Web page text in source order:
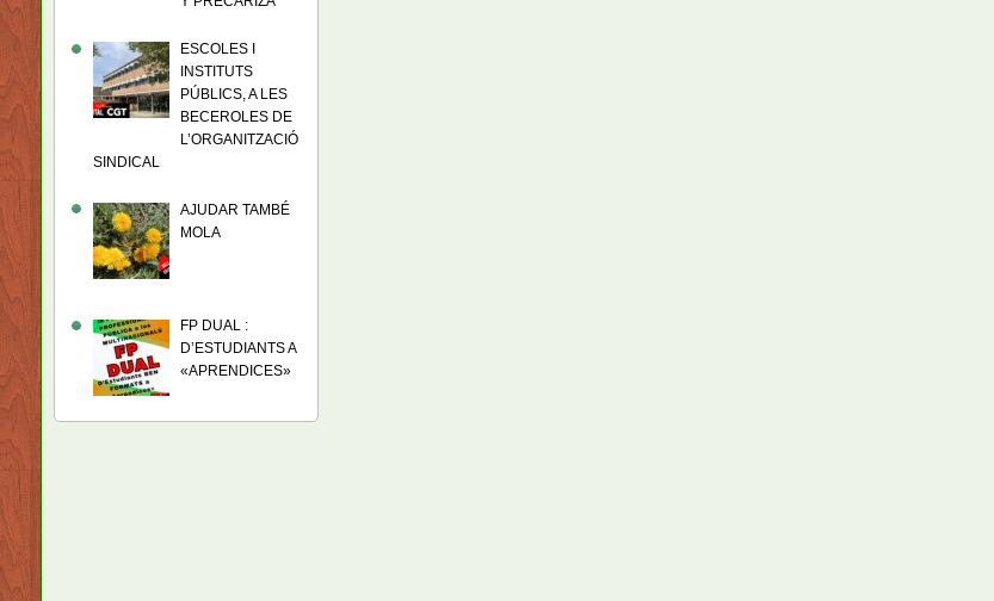
ESCOLES I
INSTITUTS
PÚBLICS, A LES
BECEROLES DE
L’ORGANITZACIÓ
SINDICAL
AJUDAR TAMBÉ
MOLA
FP DUAL :
D’ESTUDIANTS A
«APRENDICES»